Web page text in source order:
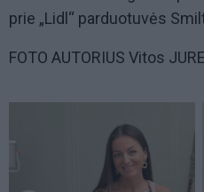
prie „Lidl“ parduotuvės
FOTO AUTORIUS Vitos